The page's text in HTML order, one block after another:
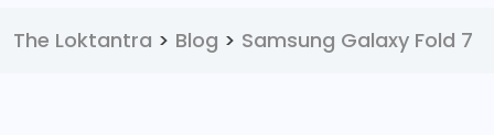
The Loktantra > Blog > Samsung Galaxy Fold 7